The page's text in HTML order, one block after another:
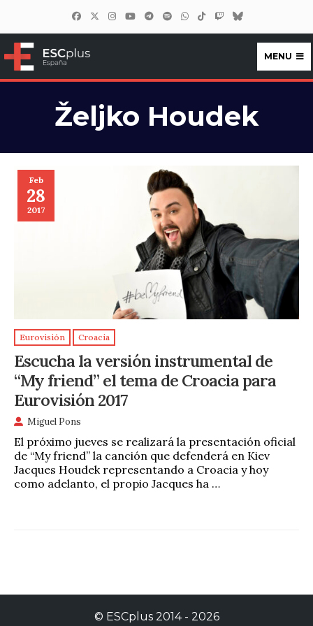
ESCplus España
MENU
Željko Houdek
Feb
28
2017
Eurovisión Croacia
Escucha la versión instrumental de
“My friend” el tema de Croacia para
Eurovisión 2017
Miguel Pons
El próximo jueves se realizará la presentación oficial
de “My friend” la canción que defenderá en Kiev
Jacques Houdek representando a Croacia y hoy
como adelanto, el propio Jacques ha …
© ESCplus2014 - 2026